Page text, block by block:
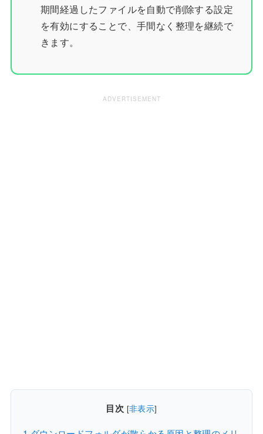
期間経過したファイルを自動で削除する設定
を有効にすることで、手間なく整理を継続で
きます。
ADVERTISEMENT
目次 [非表示]